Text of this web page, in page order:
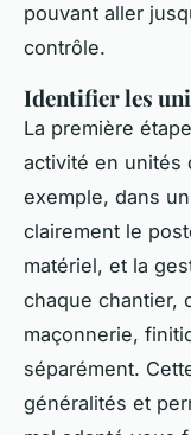
pouvant aller
contrôle.
Identifier les
La première
activité en unités
exemple, dans
clairement le
matériel, et la
chaque chantier,
maçonnerie,
séparément.
généralités et